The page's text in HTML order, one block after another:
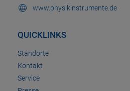
www.physikinstrumente.de
QUICKLINKS
Standorte
Kontakt
Service